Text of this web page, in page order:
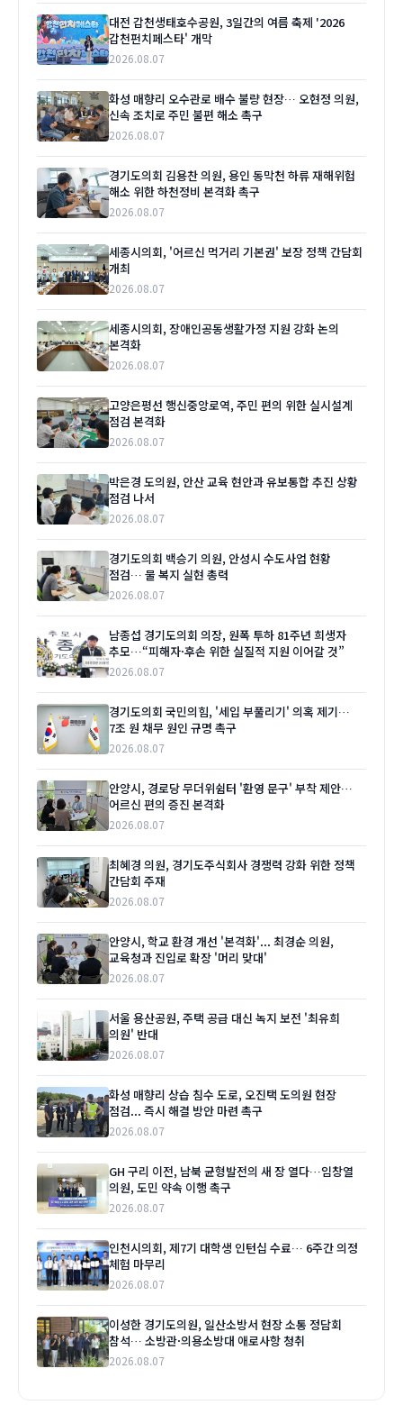
대전 갑천생태호수공원, 3일간의 여름 축제 '2026
갑천펀치페스타' 개막
2026.08.07
화성 매향리 오수관로 배수 불량 현장… 오현정 의원,
신속 조치로 주민 불편 해소 촉구
2026.08.07
경기도의회 김용찬 의원, 용인 동막천 하류 재해위험
해소 위한 하천정비 본격화 촉구
2026.08.07
세종시의회, '어르신 먹거리 기본권' 보장 정책 간담회
개최
2026.08.07
세종시의회, 장애인공동생활가정 지원 강화 논의
본격화
2026.08.07
고양은평선 행신중앙로역, 주민 편의 위한 실시설계
점검 본격화
2026.08.07
박은경 도의원, 안산 교육 현안과 유보통합 추진 상황
점검 나서
2026.08.07
경기도의회 백승기 의원, 안성시 수도사업 현황
점검… 물 복지 실현 총력
2026.08.07
남종섭 경기도의회 의장, 원폭 투하 81주년 희생자
추모…“피해자·후손 위한 실질적 지원 이어갈 것”
2026.08.07
경기도의회 국민의힘, '세입 부풀리기' 의혹 제기…
7조 원 채무 원인 규명 촉구
2026.08.07
안양시, 경로당 무더위쉼터 '환영 문구' 부착 제안…
어르신 편의 증진 본격화
2026.08.07
최혜경 의원, 경기도주식회사 경쟁력 강화 위한 정책
간담회 주재
2026.08.07
안양시, 학교 환경 개선 '본격화'... 최경순 의원,
교육청과 진입로 확장 '머리 맞대'
2026.08.07
서울 용산공원, 주택 공급 대신 녹지 보전 '최유희
의원' 반대
2026.08.07
화성 매향리 상습 침수 도로, 오진택 도의원 현장
점검... 즉시 해결 방안 마련 촉구
2026.08.07
GH 구리 이전, 남북 균형발전의 새 장 열다…임창열
의원, 도민 약속 이행 촉구
2026.08.07
인천시의회, 제7기 대학생 인턴십 수료… 6주간 의정
체험 마무리
2026.08.07
이성한 경기도의원, 일산소방서 현장 소통 정담회
참석… 소방관·의용소방대 애로사항 청취
2026.08.07